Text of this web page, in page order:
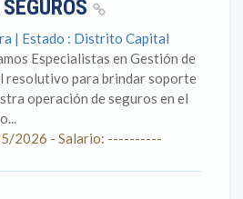
| Estado : Distrito Capital
Especialistas en Gestión de
resolutivo para brindar soporte
operación de seguros en el
2026 - Salario: ----------